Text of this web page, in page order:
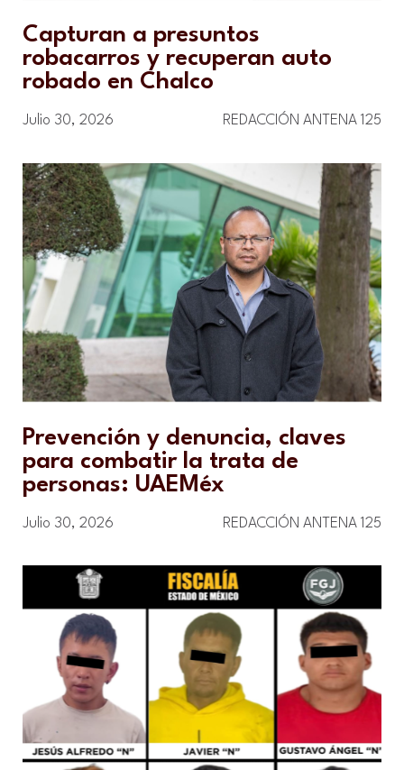
Capturan a presuntos
robacarros y recuperan auto
robado en Chalco
Julio 30, 2026 REDACCIÓN ANTENA 125
Prevención y denuncia, claves
para combatir la trata de
personas: UAEMéx
Julio 30, 2026 REDACCIÓN ANTENA 125